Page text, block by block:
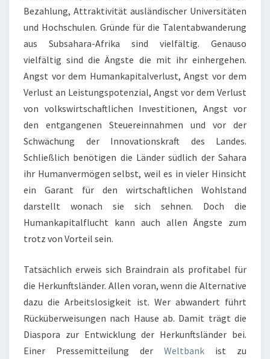
Bezahlung, Attraktivität ausländischer Universitäten
und Hochschulen. Gründe für die Talentabwanderung
aus Subsahara-Afrika sind vielfältig. Genauso
vielfältig sind die Ängste die mit ihr einhergehen.
Angst vor dem Humankapitalverlust, Angst vor dem
Verlust an Leistungspotenzial, Angst vor dem Verlust
von volkswirtschaftlichen Investitionen, Angst vor
den entgangenen Steuereinnahmen und vor der
Schwächung der Innovationskraft des Landes.
Schließlich benötigen die Länder südlich der Sahara
ihr Humanvermögen selbst, weil es in vieler Hinsicht
ein Garant für den wirtschaftlichen Wohlstand
darstellt wonach sie sich sehnen. Doch die
Humankapitalflucht kann auch allen Ängste zum
trotz von Vorteil sein.
Tatsächlich erweis sich Braindrain als profitabel für
die Herkunftsländer. Allen voran, wenn die Alternative
dazu die Arbeitslosigkeit ist. Wer abwandert führt
Rücküberweisungen nach Hause ab. Damit trägt die
Diaspora zur Entwicklung der Herkunftsländer bei.
Einer Pressemitteilung der Weltbank ist zu